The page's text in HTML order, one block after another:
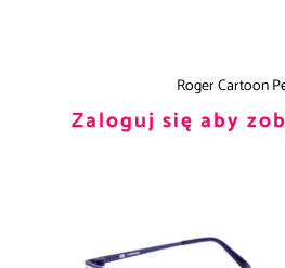
Roger Cartoon
Zaloguj się aby